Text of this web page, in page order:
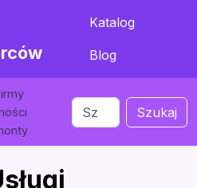
Katalog
Blog
Szukaj